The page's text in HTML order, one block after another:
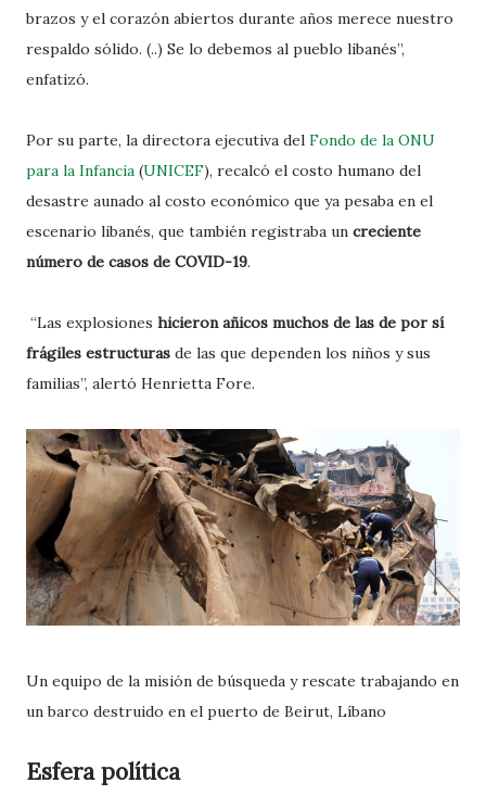
brazos y el corazón abiertos durante años merece nuestro
respaldo sólido. (..) Se lo debemos al pueblo libanés”,
enfatizó.
Por su parte, la directora ejecutiva del Fondo de la ONU
para la Infancia (UNICEF), recalcó el costo humano del
desastre aunado al costo económico que ya pesaba en el
escenario libanés, que también registraba un creciente
número de casos de COVID-19.
“Las explosiones hicieron añicos muchos de las de por sí
frágiles estructuras de las que dependen los niños y sus
familias”, alertó Henrietta Fore.
Un equipo de la misión de búsqueda y rescate trabajando en
un barco destruido en el puerto de Beirut, Líbano
Esfera política